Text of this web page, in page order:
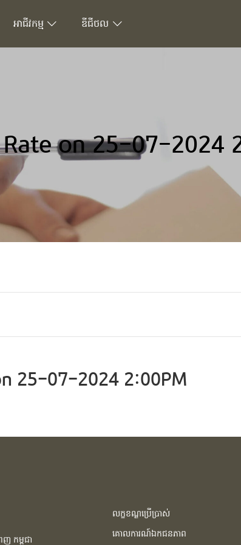
អាជីវកម្ម ឌីជីថល
Rate on 25-07-2024
25-07-2024 2:00PM
ញ កម្ពុជា​
លក្ខខណ្ឌប្រើប្រាស់
គោលការណ៍ឯកជនភាព